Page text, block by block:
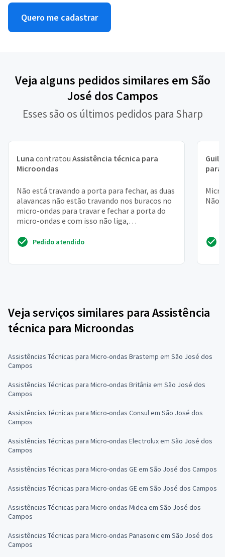
Quero me cadastrar
Veja alguns pedidos similares em São
José dos Campos
Esses são os últimos pedidos para Sharp
Luna contratou Assistência técnica para
Microondas
Não está travando a porta para fechar, as duas
alavancas não estão travando nos buracos no
micro-ondas para travar e fechar a porta do
micro-ondas e com isso não liga,
aparentemente está ...
Pedido atendido
para
Não
Veja serviços similares para Assistência
técnica para Microondas
Assistências Técnicas para Micro-ondas Brastemp em São José dos
Campos
Assistências Técnicas para Micro-ondas Britânia em São José dos
Campos
Assistências Técnicas para Micro-ondas Consul em São José dos
Campos
Assistências Técnicas para Micro-ondas Electrolux em São José dos
Campos
Assistências Técnicas para Micro-ondas GE em São José dos Campos
Assistências Técnicas para Micro-ondas GE em São José dos Campos
Assistências Técnicas para Micro-ondas Midea em São José dos
Campos
Assistências Técnicas para Micro-ondas Panasonic em São José dos
Campos